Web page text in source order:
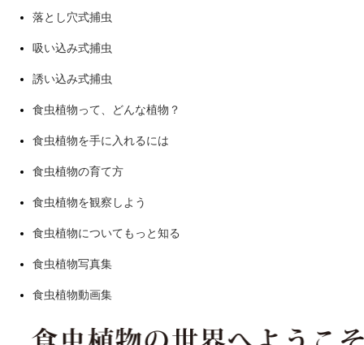
落とし穴式捕虫
吸い込み式捕虫
誘い込み式捕虫
食虫植物って、どんな植物？
食虫植物を手に入れるには
食虫植物の育て方
食虫植物を観察しよう
食虫植物についてもっと知る
食虫植物写真集
食虫植物動画集